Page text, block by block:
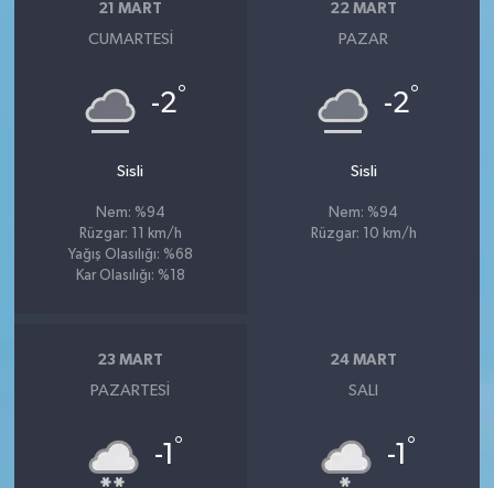
21 MART
CUMARTESI
-2°
Sisli
Nem: %94
Rüzgar: 11 km/h
Yağış Olasılığı: %68
Kar Olasılığı: %18
22 MART
PAZAR
-2°
Sisli
Nem: %94
Rüzgar: 10 km/h
23 MART
PAZARTESI
-1 °
24 MART
SALI
-1 °